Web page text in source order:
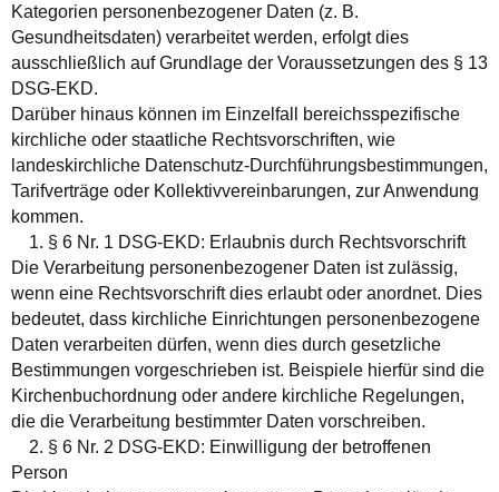
Kategorien personenbezogener Daten (z. B.
Gesundheitsdaten) verarbeitet werden, erfolgt dies
ausschließlich auf Grundlage der Voraussetzungen des § 13
DSG‑EKD.
Darüber hinaus können im Einzelfall bereichsspezifische
kirchliche oder staatliche Rechtsvorschriften, wie
landeskirchliche Datenschutz‑Durchführungsbestimmungen,
Tarifverträge oder Kollektivvereinbarungen, zur Anwendung
kommen.
1. § 6 Nr. 1 DSG-EKD: Erlaubnis durch Rechtsvorschrift
Die Verarbeitung personenbezogener Daten ist zulässig,
wenn eine Rechtsvorschrift dies erlaubt oder anordnet. Dies
bedeutet, dass kirchliche Einrichtungen personenbezogene
Daten verarbeiten dürfen, wenn dies durch gesetzliche
Bestimmungen vorgeschrieben ist. Beispiele hierfür sind die
Kirchenbuchordnung oder andere kirchliche Regelungen,
die die Verarbeitung bestimmter Daten vorschreiben.
2. § 6 Nr. 2 DSG-EKD: Einwilligung der betroffenen
Person